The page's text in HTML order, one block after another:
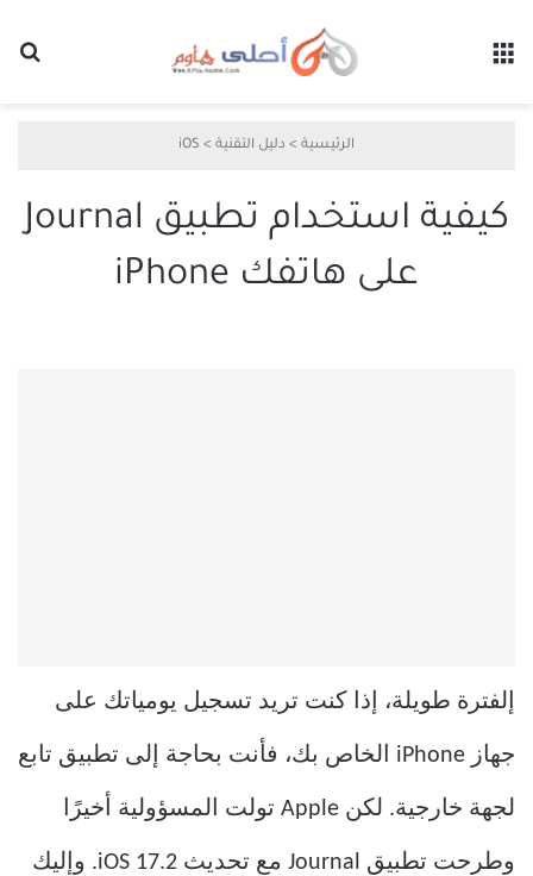
الرئيسية > دليل التقنية >
iOS
كيفية استخدام تطبيق Journal
على هاتفك iPhone
إلفترة طويلة، إذا كنت تريد تسجيل يومياتك على
جهاز iPhone الخاص بك، فأنت بحاجة إلى تطبيق تابع
لجهة خارجية. لكن Apple تولت المسؤولية أخيرًا
وطرحت تطبيق Journal مع تحديث iOS 17.2. وإليك